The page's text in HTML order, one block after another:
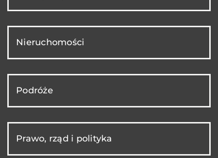
Nieruchomości
Podróże
Prawo, rząd i polityka